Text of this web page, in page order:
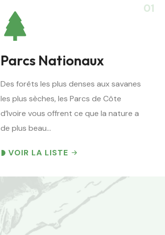
01
Parcs Nationaux
Des forêts les plus denses aux savanes
les plus sèches, les Parcs de Côte
d’Ivoire vous offrent ce que la nature a
de plus beau…
VOIR LA LISTE